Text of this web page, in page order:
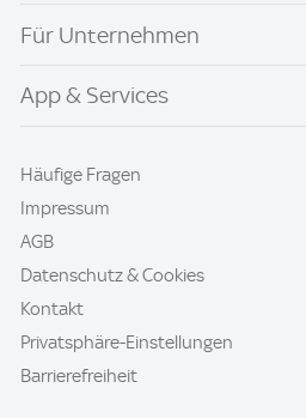
Für Unternehmen
App & Services
Häufige Fragen
Impressum
AGB
Datenschutz & Cookies
Kontakt
Privatsphäre-Einstellungen
Barrierefreiheit